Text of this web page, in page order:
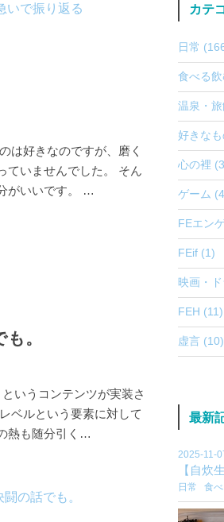
は好きなのですが、磨く
ていませんでした。 そん
がいいです。 …
。
いうコンテンツが実装さ
ベルという要素に対して
熱も随分引く…
カテ
日常
食べる
温泉・
好きな
心の裡
ゲーム
FEエン
FEif (1)
映画・
FEH (11)
虚言 (10)
最新
2025-11-
【自炊
日常 食